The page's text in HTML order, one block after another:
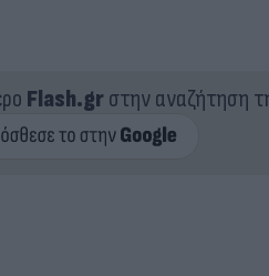
Flash.grστην αναζήτηση